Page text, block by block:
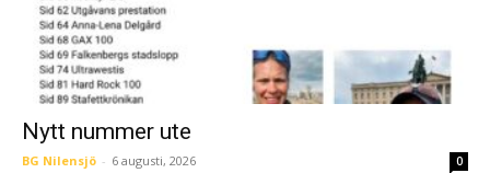
Nytt nummer ute
BG Nilensjö - 6 augusti, 2026 0